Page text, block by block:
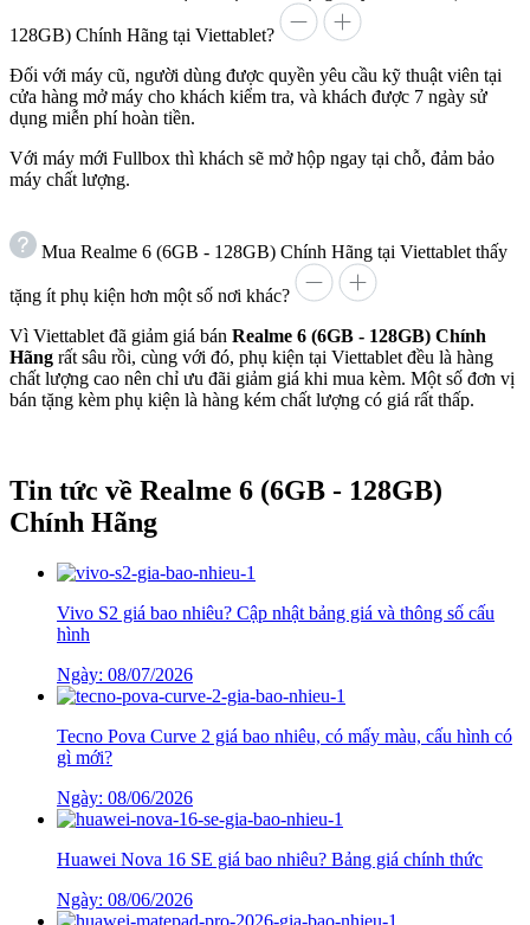
128GB) Chính Hãng tại Viettablet?
Đối với máy cũ, người dùng được quyền yêu cầu kỹ thuật viên tại
cửa hàng mở máy cho khách kiểm tra, và khách được 7 ngày sử
dụng miễn phí hoàn tiền.
Với máy mới Fullbox thì khách sẽ mở hộp ngay tại chỗ, đảm bảo
máy chất lượng.
Mua Realme 6 (6GB - 128GB) Chính Hãng tại Viettablet thấy
tặng ít phụ kiện hơn một số nơi khác?
Vì Viettablet đã giảm giá bán Realme 6 (6GB - 128GB) Chính
Hãng rất sâu rồi, cùng với đó, phụ kiện tại Viettablet đều là hàng
chất lượng cao nên chỉ ưu đãi giảm giá khi mua kèm. Một số đơn vị
bán tặng kèm phụ kiện là hàng kém chất lượng có giá rất thấp.
Tin tức về Realme 6 (6GB - 128GB)
Chính Hãng
Vivo S2 giá bao nhiêu? Cập nhật bảng giá và thông số cấu
hình
Ngày: 08/07/2026
Tecno Pova Curve 2 giá bao nhiêu, có mấy màu, cấu hình có
gì mới?
Ngày: 08/06/2026
Huawei Nova 16 SE giá bao nhiêu? Bảng giá chính thức
Ngày: 08/06/2026